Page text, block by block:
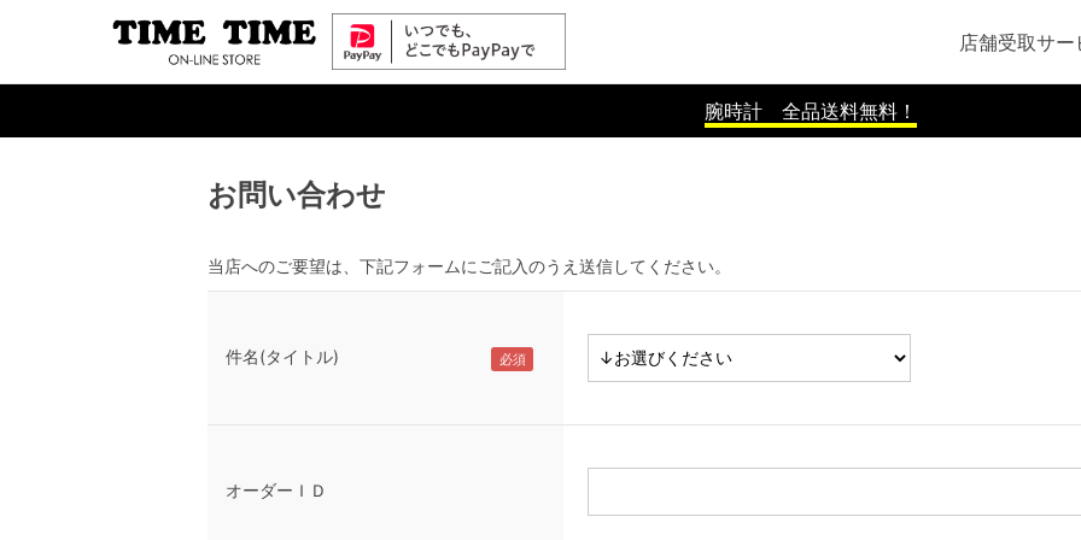
店舗受取サー
腕時計 全品送料無料！
お問い合わせ
当店へのご要望は、下記フォームにご記入のうえ送信してください。
件名(タイトル)
オーダーＩＤ